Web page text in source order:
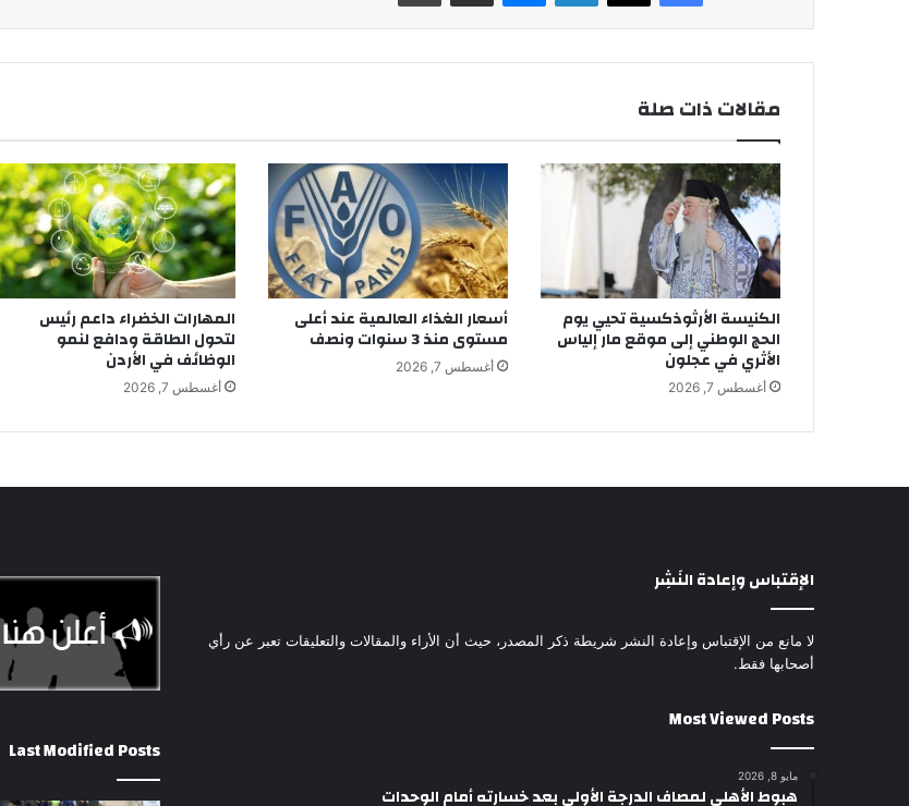
مقالات ذات صلة
الكنيسة الأرثوذكسية تحيي يوم
الحج الوطني إلى موقع مار إلياس
الأثري في عجلون
أغسطس 7, 2026
أسعار الغذاء العالمية عند أعلى
مستوى منذ 3 سنوات ونصف
أغسطس 7, 2026
المهارات الخضراء داعم رئيس
لتحول الطاقة ودافع لنمو
الوظائف في الأردن
أغسطس 7, 2026
الإقتباس وإعادة النَشِر
لا مانع من الإقتباس وإعادة النشر شريطة ذكر المصدر، حيث أن الأراء والمقالات والتعليقات تعبر عن رأي
أصحابها فقط.
Most Viewed Posts
مايو 8, 2026
هبوط الأهلي لمصاف الدرجة الأولى بعد خسارته أمام الوحدات
Last Modified Posts